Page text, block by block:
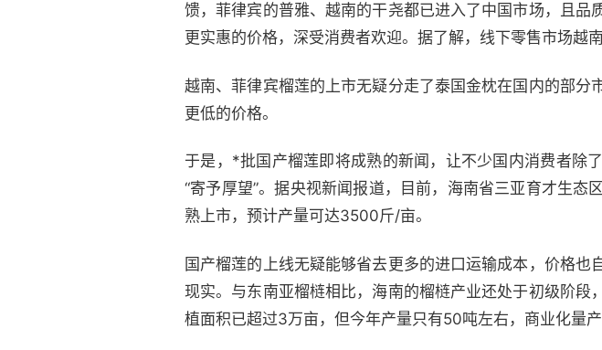
馈，菲律宾的普雅、越南的干尧都已进入了中国市场，且
更实惠的价格，深受消费者欢迎。据了解，线下零售市场越
越南、菲律宾榴莲的上市无疑分走了泰国金枕在国内的部分
更低的价格。
于是，*批国产榴莲即将成熟的新闻，让不少国内消费者除
“寄予厚望”。据央视新闻报道，目前，海南省三亚育才生
熟上市，预计产量可达3500斤/亩。
国产榴莲的上线无疑能够省去更多的进口运输成本，价格
现实。与东南亚榴梿相比，海南的榴梿产业还处于初级阶
植面积已超过3万亩，但今年产量只有50吨左右，商业化量